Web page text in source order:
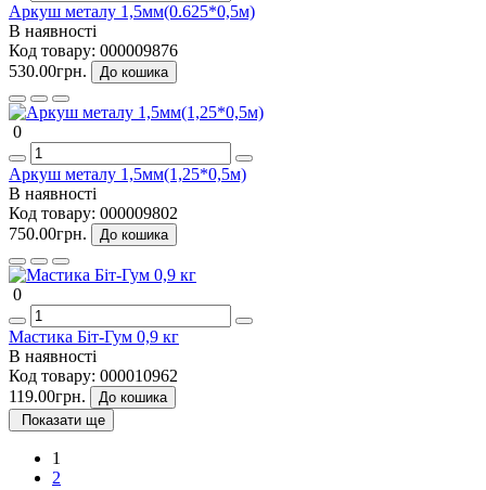
Аркуш металу 1,5мм(0.625*0,5м)
В наявності
Код товару: 000009876
530.00грн.
До кошика
0
Аркуш металу 1,5мм(1,25*0,5м)
В наявності
Код товару: 000009802
750.00грн.
До кошика
0
Мастика Біт-Гум 0,9 кг
В наявності
Код товару: 000010962
119.00грн.
До кошика
Показати ще
1
2